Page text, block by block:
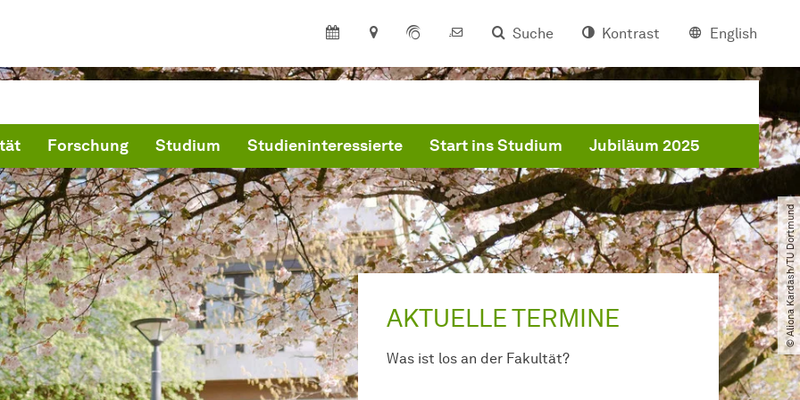
Suche Kontrast English
Forschung Studium Studieninteressierte Start ins Studium Jubiläum 2025
© Aliona Kardash​/​TU Dortmund
AKTUELLE TERMINE
Was ist los an der Fakultät?